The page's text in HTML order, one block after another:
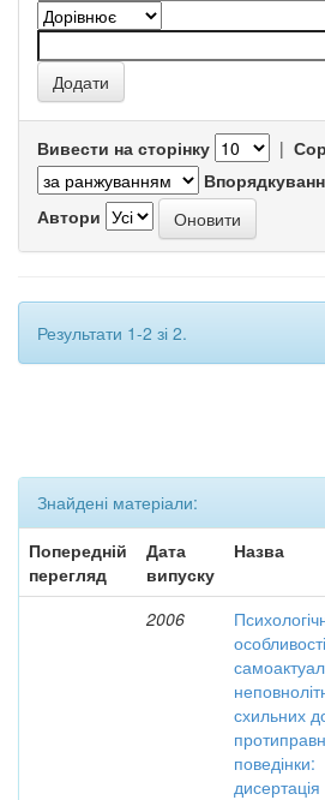
Вивести на сторінку |
Автори
Результати 1-2 зі 2.
Знайдені матеріали:
Попередній
перегляд
Дата
випуску
Назва
2006
особливості
схильних
поведінки:
дисертація